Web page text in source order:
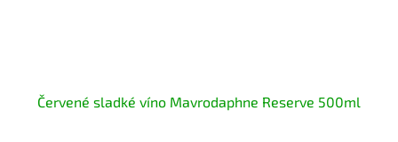
Červené sladké víno Mavrodaphne Reserve 500ml